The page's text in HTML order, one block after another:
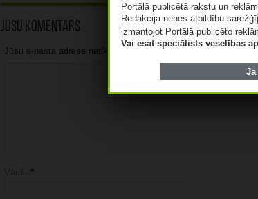
Jūsu komentārs
Jūsu e-pasta adrese netiks publicēta.Atzīmētie lauki ir obligāti
*
Portālā publicētā rakstu un
Redakcija nenes atbildību
izmantojot Portālā publicēto
Vai esat speciālists veselības
Jā